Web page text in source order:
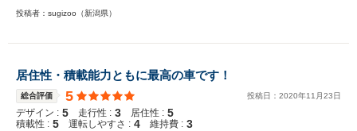
投稿者：sugizoo（新潟県）
居住性・積載能力ともに最高の車です！
総合評価 5 投稿日： 2020年11 月23日
デザイン : 5 走行性 : 3 居住性 : 5
積載性 : 5 運転しやすさ : 4 維持費 : 3